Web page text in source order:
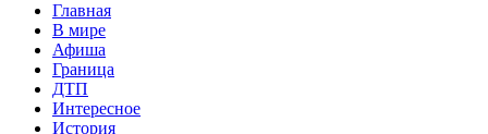
Главная
В мире
Афиша
Граница
ДТП
Интересное
История